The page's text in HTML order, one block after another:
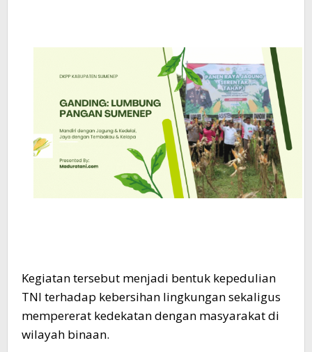
Kegiatan tersebut menjadi bentuk kepedulian
TNI terhadap kebersihan lingkungan sekaligus
mempererat kedekatan dengan masyarakat di
wilayah binaan.